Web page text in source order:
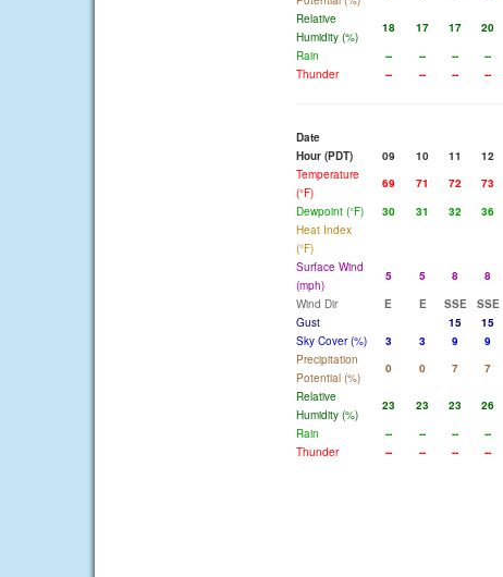
Relative
Humidity (%)
18 17 17 20
Rain
-- -- -- --
Thunder
-- -- -- --
Date
Hour (PDT)
09 10 11 12
Temperature
(°F)
69 71 72 73
Dewpoint (°F)
30 31 32 36
Heat Index
(°F)
Surface Wind
(mph)
5 5 8 8
Wind Dir
E E SSE SSE
Gust
15 15
Sky Cover (%)
3 3 9 9
Precipitation
Potential (%)
0 0 7 7
Relative
Humidity (%)
23 23 23 26
Rain
-- -- -- --
Thunder
-- -- -- --